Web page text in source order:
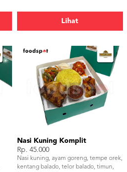
Lihat
Nasi Kuning Komplit
Rp. 45.000
Nasi kuning, ayam goreng, tempe orek,
kentang balado, telor balado, timun,